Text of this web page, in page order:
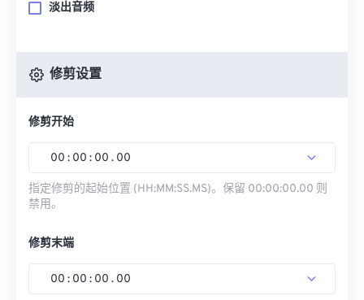
淡出音频
修剪设置
修剪开始
00 : 00 : 00 . 00
指定修剪的起始位置 (HH:MM:SS.MS)。保留 00:00:00.00 则
禁用。
修剪末端
00 : 00 : 00 . 00